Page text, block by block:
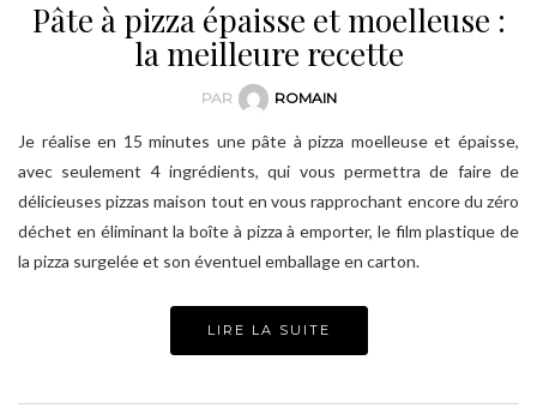
Pâte à pizza épaisse et moelleuse :
la meilleure recette
PAR ROMAIN
Je réalise en 15 minutes une pâte à pizza moelleuse et épaisse,
avec seulement 4 ingrédients, qui vous permettra de faire de
délicieuses pizzas maison tout en vous rapprochant encore du zéro
déchet en éliminant la boîte à pizza à emporter, le film plastique de
la pizza surgelée et son éventuel emballage en carton.
LIRE LA SUITE